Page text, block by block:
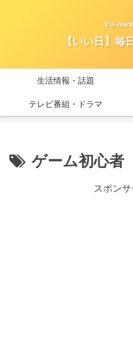
Yu-
【いい日】
生活情報・話題
テレビ番組・ドラマ
ゲーム初心者
スポン